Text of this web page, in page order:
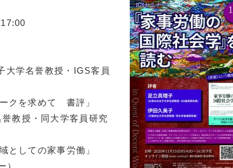
大学名誉教授・IGS客員
クを求めて 書評」
教授・同大学客員研究
としての家事労働」
）